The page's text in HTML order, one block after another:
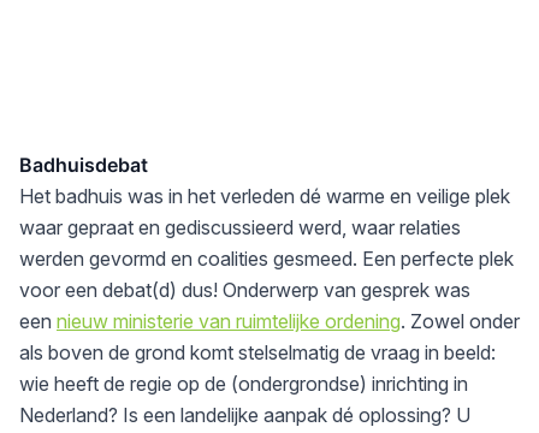
Badhuisdebat
Het badhuis was in het verleden dé warme en veilige plek
waar gepraat en gediscussieerd werd, waar relaties
werden gevormd en coalities gesmeed. Een perfecte plek
voor een debat(d) dus! Onderwerp van gesprek was
een nieuw ministerie van ruimtelijke ordening. Zowel onder
als boven de grond komt stelselmatig de vraag in beeld:
wie heeft de regie op de (ondergrondse) inrichting in
Nederland? Is een landelijke aanpak dé oplossing? U